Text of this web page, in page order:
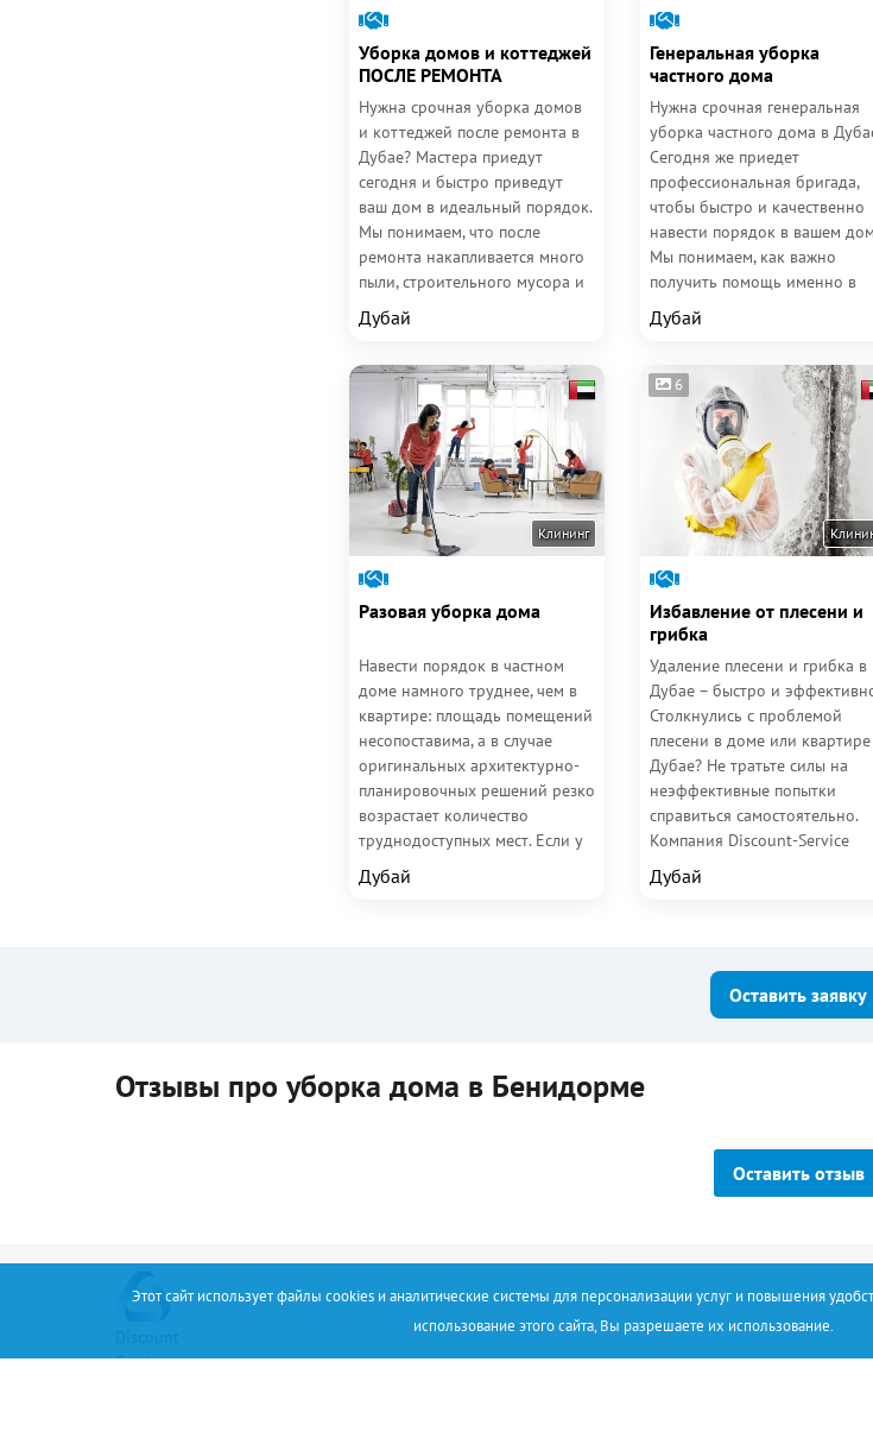
Этот сайт использует файлы cookies и аналитические системы для персонализации услуг и повышения
использование этого сайта, Вы разрешаете их использование.
Уборка домов и коттеджей
ПОСЛЕ РЕМОНТА
Нужна срочная уборка домов
и коттеджей после ремонта в
Дубае? Мастера приедут
сегодня и быстро приведут
ваш дом в идеальный порядок.
Мы понимаем, что после
ремонта накапливается много
пыли, строительного мусора и
грязи, и без
профессиональной...
Дубай
Генеральная уборка
частного дома
Нужна срочная генеральная
уборка частного дома в
Сегодня же приедет
профессиональная бригада,
чтобы быстро и качественно
навести порядок в вашем
Мы понимаем, как важно
получить помощь именно в
день обращения — поэтому
наши...
Дубай
Клининг
Разовая уборка дома
Навести порядок в частном
доме намного труднее, чем в
квартире: площадь помещений
несопоставима, а в случае
оригинальных архитектурно-
планировочных решений резко
возрастает количество
труднодоступных мест. Если у
вас нет желания посвящать...
Дубай
6
Избавление от плесени и
грибка
Удаление плесени и грибка в
Дубае – быстро и
Столкнулись с проблемой
плесени в доме или
Дубае? Не тратьте силы на
неэффективные попытки
справиться самостоятельно.
Компания Discount-Service
предлагает...
Дубай
Оставить заявку
Отзывы про уборка дома в Бенидорме
Оставить отзыв
Service